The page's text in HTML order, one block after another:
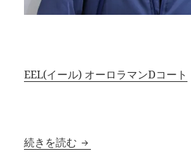
EEL(イール) オーロラマンDコート
続きを読む EEL (イール) オーロラ